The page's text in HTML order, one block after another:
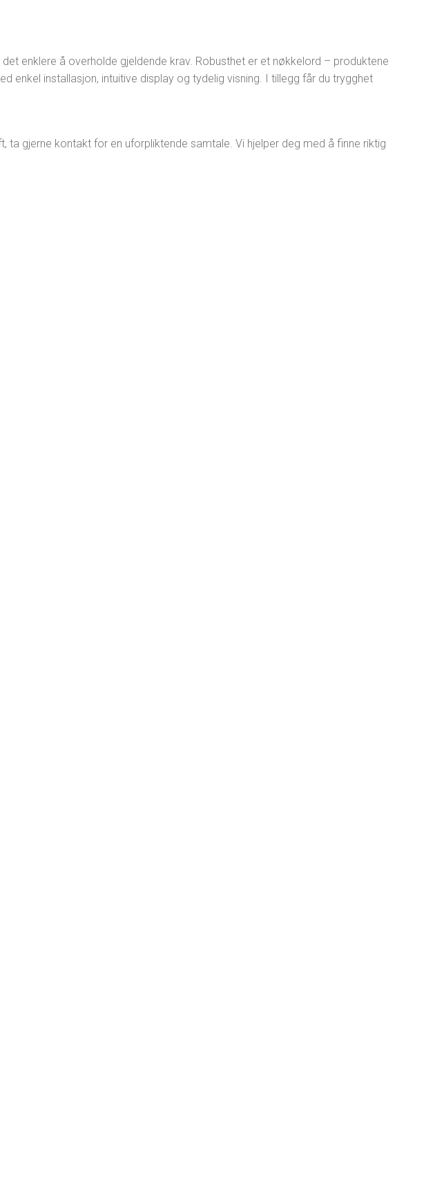
enklere å overholde gjeldende krav. Robusthet er et nøkkelord – produktene
enkel installasjon, intuitive display og tydelig visning. I tillegg får du trygghet
gjerne kontakt for en uforpliktende samtale. Vi hjelper deg med å finne riktig